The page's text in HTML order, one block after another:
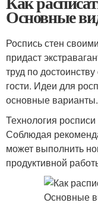
Основные
Роспись стен
придаст
труд по
гости. Идеи для
основные варианты.
Технология
Соблюдая
может выполнить
продуктивной